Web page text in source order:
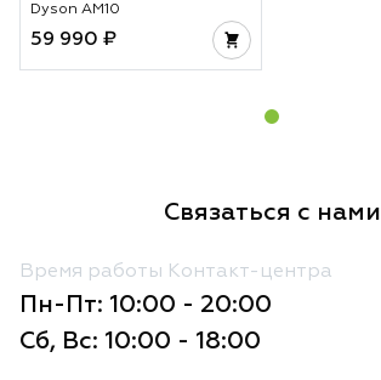
Dyson AM10
59 990 ₽
Связаться с нами
Время работы Контакт-центра
Пн-Пт: 10:00 - 20:00
Сб, Вс: 10:00 - 18:00